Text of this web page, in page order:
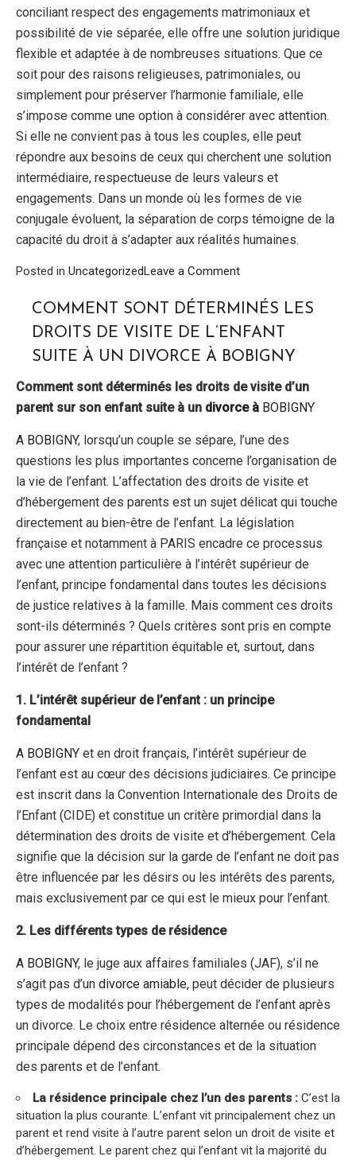
conciliant respect des engagements matrimoniaux et
possibilité de vie séparée, elle offre une solution juridique
flexible et adaptée à de nombreuses situations. Que ce
soit pour des raisons religieuses, patrimoniales, ou
simplement pour préserver l’harmonie familiale, elle
s’impose comme une option à considérer avec attention.
Si elle ne convient pas à tous les couples, elle peut
répondre aux besoins de ceux qui cherchent une solution
intermédiaire, respectueuse de leurs valeurs et
engagements. Dans un monde où les formes de vie
conjugale évoluent, la séparation de corps témoigne de la
capacité du droit à s’adapter aux réalités humaines.
Posted in UncategorizedLeave a Commenton
Avantages
de
la
Séparation
Corps
à
COMMENT SONT DÉTERMINÉS LES
DROITS DE VISITE DE L’ENFANT
SUITE À UN DIVORCE À BOBIGNY
Comment sont déterminés les droits de visite d’un
parent sur son enfant suite à un divorce à BOBIGNY
A BOBIGNY, lorsqu’un couple se sépare, l’une des
questions les plus importantes concerne l’organisation de
la vie de l’enfant. L’affectation des droits de visite et
d’hébergement des parents est un sujet délicat qui touche
directement au bien-être de l’enfant. La législation
française et notamment à PARIS encadre ce processus
avec une attention particulière à l’intérêt supérieur de
l’enfant, principe fondamental dans toutes les décisions
de justice relatives à la famille. Mais comment ces droits
sont-ils déterminés ? Quels critères sont pris en compte
pour assurer une répartition équitable et, surtout, dans
l’intérêt de l’enfant ?
1. L’intérêt supérieur de l’enfant : un principe
fondamental
A BOBIGNY et en droit français, l’intérêt supérieur de
l’enfant est au cœur des décisions judiciaires. Ce principe
est inscrit dans la Convention Internationale des Droits de
l’Enfant (CIDE) et constitue un critère primordial dans la
détermination des droits de visite et d’hébergement. Cela
signifie que la décision sur la garde de l’enfant ne doit pas
être influencée par les désirs ou les intérêts des parents,
mais exclusivement par ce qui est le mieux pour l’enfant.
2. Les différents types de résidence
A BOBIGNY, le juge aux affaires familiales (JAF), s’il ne
s’agit pas d’un divorce amiable, peut décider de plusieurs
types de modalités pour l’hébergement de l’enfant après
un divorce. Le choix entre résidence alternée ou résidence
principale dépend des circonstances et de la situation
des parents et de l’enfant.
La résidence principale chez l’un des parents : C’est la
situation la plus courante. L’enfant vit principalement chez un
parent et rend visite à l’autre parent selon un droit de visite et
d’hébergement. Le parent chez qui l’enfant vit la majorité du